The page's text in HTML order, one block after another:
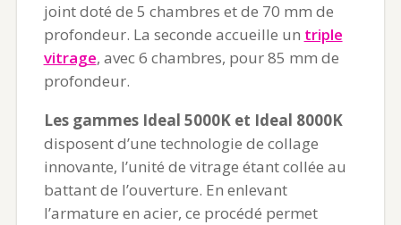
joint doté de 5 chambres et de 70 mm de
profondeur. La seconde accueille un triple
vitrage, avec 6 chambres, pour 85 mm de
profondeur.
Les gammes Ideal 5000K et Ideal 8000K
disposent d’une technologie de collage
innovante, l’unité de vitrage étant collée au
battant de l’ouverture. En enlevant
l’armature en acier, ce procédé permet